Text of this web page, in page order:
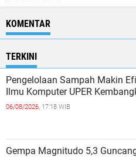
KOMENTAR
TERKINI
Pengelolaan Sampah Makin
Ilmu Komputer UPER
06/08/2026, 17:18 WIB
Gempa Magnitudo 5,3